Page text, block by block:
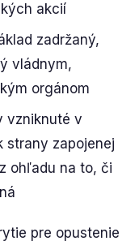
akcií
zadržaný,
vládnym,
orgánom
vzniknuté v
strany zapojenej
ohľadu na to, či
pre opustenie